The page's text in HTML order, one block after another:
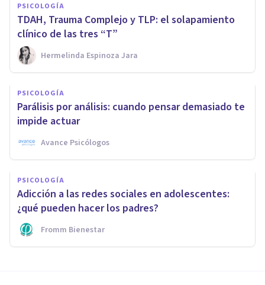
PSICOLOGÍA
TDAH, Trauma Complejo y TLP: el solapamiento
clínico de las tres “T”
Hermelinda Espinoza Jara
PSICOLOGÍA
Parálisis por análisis: cuando pensar demasiado te
impide actuar
Avance Psicólogos
PSICOLOGÍA
Adicción a las redes sociales en adolescentes:
¿qué pueden hacer los padres?
Fromm Bienestar